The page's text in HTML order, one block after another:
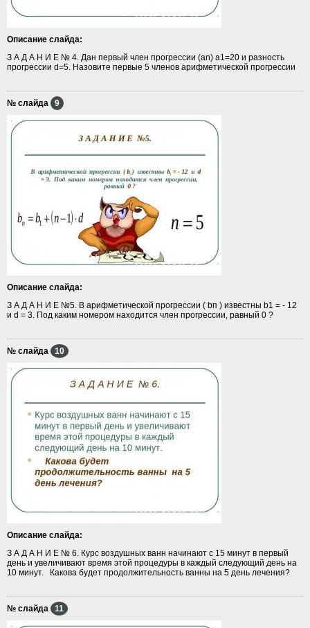
Описание слайда:
З А Д А Н И Е № 4. Дан первый член прогрессии (аn) а1=20 и разность
прогрессии d=5. Назовите первые 5 членов арифметической прогрессии
№ слайда 9
Описание слайда:
З А Д А Н И Е №5. В арифметической прогрессии ( bп ) известны b1 = - 12
и d = 3. Под каким номером находится член прогрессии, равный 0 ?
№ слайда 10
Описание слайда:
З А Д А Н И Е № 6. Курс воздушных ванн начинают с 15 минут в первый
день и увеличивают время этой процедуры в каждый следующий день на
10 минут. Какова будет продолжительность ванны на 5 день лечения?
№ слайда 11